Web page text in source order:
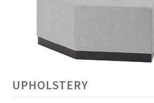
UPHOLSTERY